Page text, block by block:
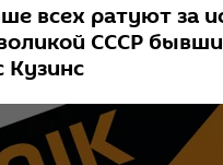
всех ратуют за
СССР
Кузинс